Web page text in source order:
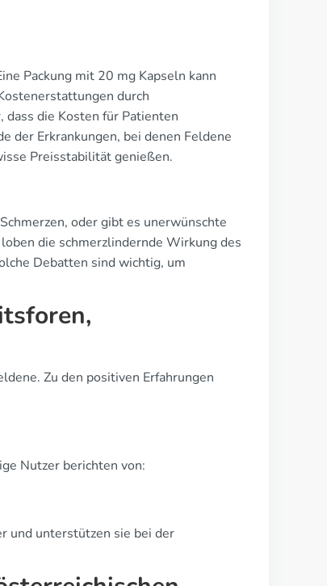
Packung mit 20 mg Kapseln kann
durch
die Kosten für Patienten
der Erkrankungen, bei denen Feldene
Preisstabilität genießen.
oder gibt es unerwünschte
die schmerzlindernde Wirkung des
Debatten sind wichtig, um
Zu den positiven Erfahrungen
Nutzer berichten von:
und unterstützen sie bei der